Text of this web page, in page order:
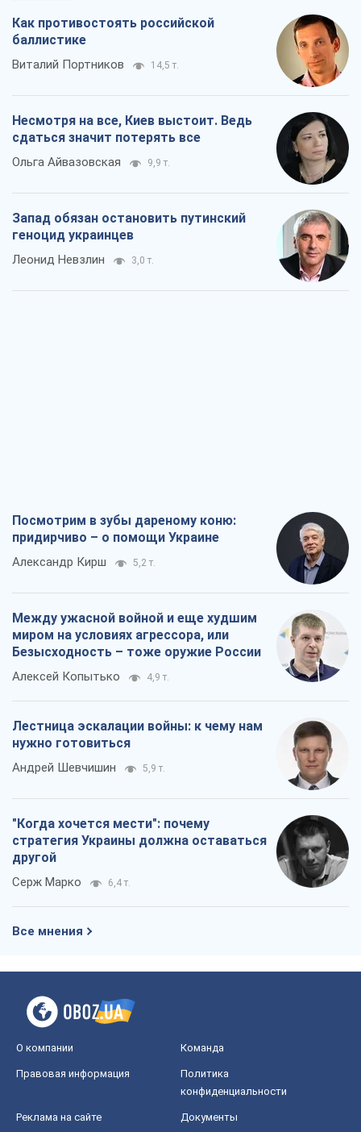
Как противостоять российской
баллистике
Виталий Портников 14,5 т.
Несмотря на все, Киев выстоит. Ведь
сдаться значит потерять все
Ольга Айвазовская 9,9 т.
Запад обязан остановить путинский
геноцид украинцев
Леонид Невзлин 3,0 т.
Посмотрим в зубы дареному коню:
придирчиво – о помощи Украине
Александр Кирш 5,2 т.
Между ужасной войной и еще худшим
миром на условиях агрессора, или
Безысходность – тоже оружие России
Алексей Копытько 4,9 т.
Лестница эскалации войны: к чему нам
нужно готовиться
Андрей Шевчишин 5,9 т.
"Когда хочется мести": почему
стратегия Украины должна оставаться
другой
Серж Марко 6,4 т.
Все мнения
О компании Команда
Правовая информация
Политика
конфиденциальности
Реклама на сайте Документы